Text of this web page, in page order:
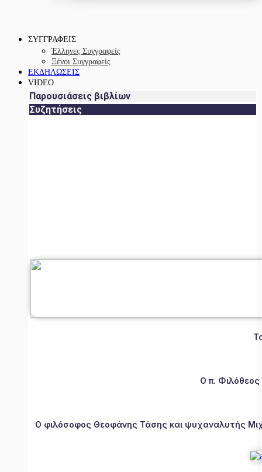
ΣΥΓΓΡΑΦΕΙΣ
Έλληνες Συγγραφείς
Ξένοι Συγγραφείς
ΕΚΔΗΛΩΣΕΙΣ
VIDEO
Παρουσιάσεις βιβλίων
Συζητήσεις
Ο π.
Ο φιλόσοφος Θεοφάνης Τάσης και ψυχαναλυτής